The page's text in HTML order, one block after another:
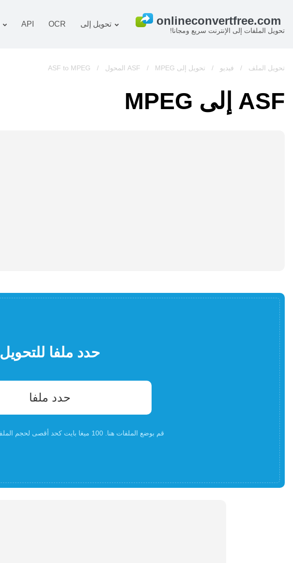
تحويل الملفات إلى الإنترنت سريع ومجانا!
تحويل إلى
صورة المحول
كتب المحول
OCR
API
تحويل الملف / فيديو / تحويل إلى ASF / MPEG المحول /
ASF to MPEG
ASF إلى MPEG
حدد ملفا للتحويل
حدد ملفا
قم بوضع الملفات هنا. 100 ميغا بايت كحد أقصى لحجم الملف أوالتسجيلأ و